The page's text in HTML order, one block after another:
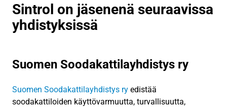
Sintrol on jäsenenä seuraavissa
yhdistyksissä
Suomen Soodakattilayhdistys ry
Suomen Soodakattilayhdistys ry edistää
soodakattiloiden käyttövarmuutta, turvallisuutta,